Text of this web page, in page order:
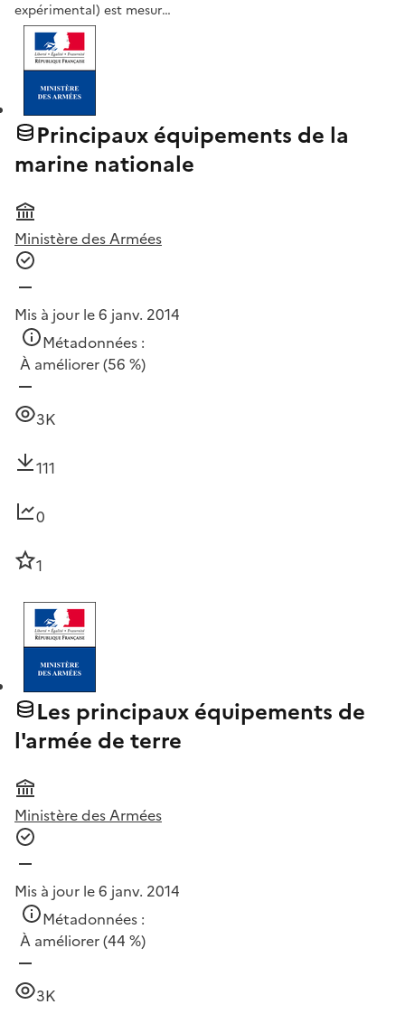
expérimental) est mesur…
Principaux équipements de la
marine nationale
Ministère des Armées
Mis à jour le 6 janv. 2014
Métadonnées :
À améliorer(56 %)
3K
111
0
1
Les principaux équipements de
l'armée de terre
Ministère des Armées
Mis à jour le 6 janv. 2014
Métadonnées :
À améliorer(44 %)
3K